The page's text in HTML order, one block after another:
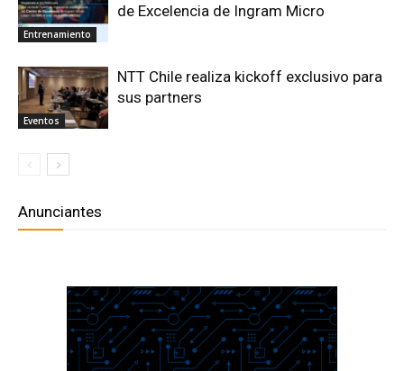
Entrenamiento
de Excelencia de Ingram Micro
Eventos
NTT Chile realiza kickoff exclusivo para
sus partners
Anunciantes